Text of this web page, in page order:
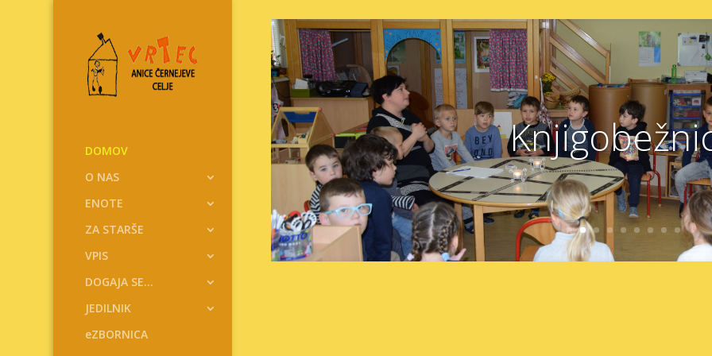
DOMOV
O NAS
ENOTE
ZA STARŠE
VPIS
DOGAJA SE…
JEDILNIK
eZBORNICA